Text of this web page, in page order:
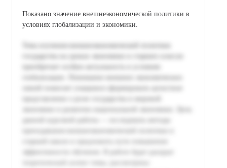
Показано значение внешнеэкономической политики в
условиях глобализации и экономики.